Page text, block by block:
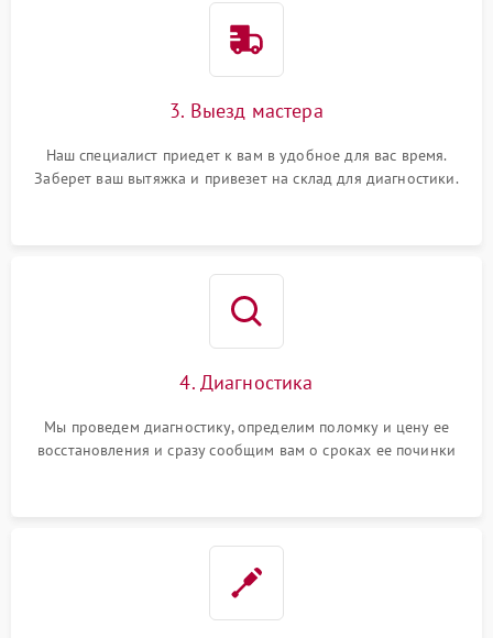
3. Выезд мастера
Наш специалист приедет к вам в удобное для вас время.
Заберет ваш вытяжка и привезет на склад для диагностики.
4. Диагностика
Мы проведем диагностику, определим поломку и цену ее
восстановления и сразу сообщим вам о сроках ее починки